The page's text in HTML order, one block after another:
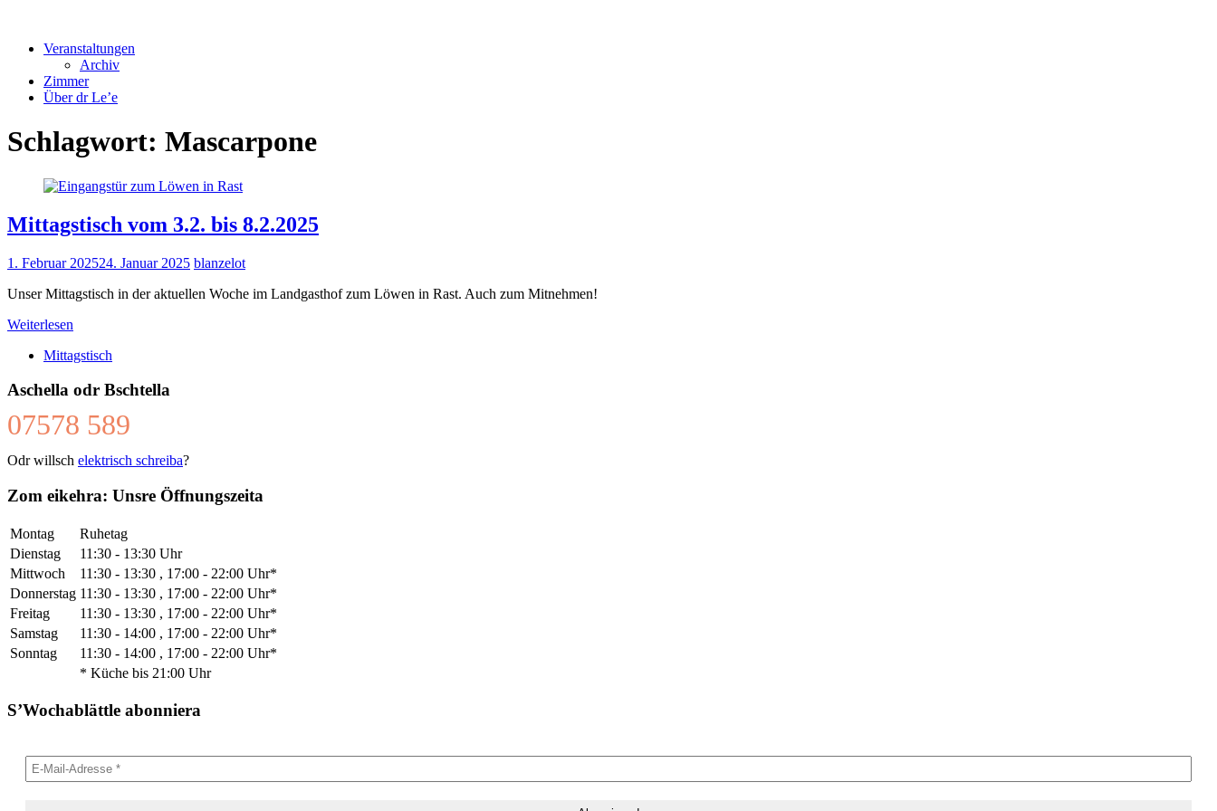
Veranstaltungen
Archiv
Zimmer
Über dr Le’e
Schlagwort: Mascarpone
Mittagstisch vom 3.2. bis 8.2.2025
1. Februar 202524. Januar 2025 blanzelot
Unser Mittagstisch in der aktuellen Woche im Landgasthof zum Löwen in Rast. Auch zum Mitnehmen!
Weiterlesen
Mittagstisch
Aschella odr Bschtella
07578 589
Odr willsch elektrisch schreiba?
Zom eikehra: Unsre Öffnungszeita
Montag
Ruhetag
Dienstag
11:30 - 13:30 Uhr
Mittwoch
11:30 - 13:30 , 17:00 - 22:00 Uhr*
Donnerstag 11:30 - 13:30 , 17:00 - 22:00 Uhr*
Freitag
11:30 - 13:30 , 17:00 - 22:00 Uhr*
Samstag
11:30 - 14:00 , 17:00 - 22:00 Uhr*
Sonntag
11:30 - 14:00 , 17:00 - 22:00 Uhr*
* Küche bis 21:00 Uhr
S’Wochablättle abonniera